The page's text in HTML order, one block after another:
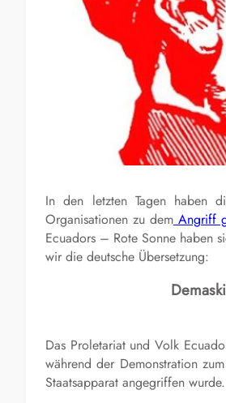
In den letzten Tagen haben
Organisationen zu demAngriff
Ecuadors – Rote Sonne haben
wir die deutsche Übersetzung:
Das Proletariat und Volk
während der Demonstration
Staatsapparat angegriffen wurde.